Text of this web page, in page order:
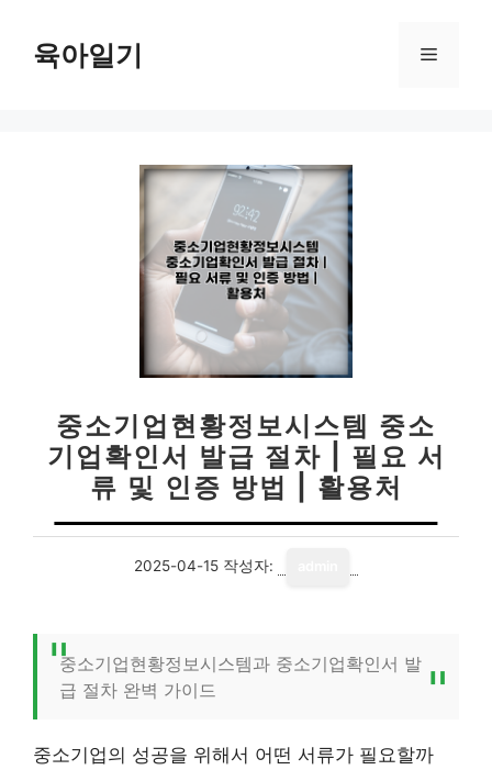
육아일기 메
중소기업현황정보시스템 중소
기업확인서 발급 절차 | 필요 서
류 및 인증 방법 | 활용처
2025-04-15 작성자:
중소기업현황정보시스템과 중소기업확인서 발
급 절차 완벽 가이드
중소기업의 성공을 위해서 어떤 서류가 필요할까